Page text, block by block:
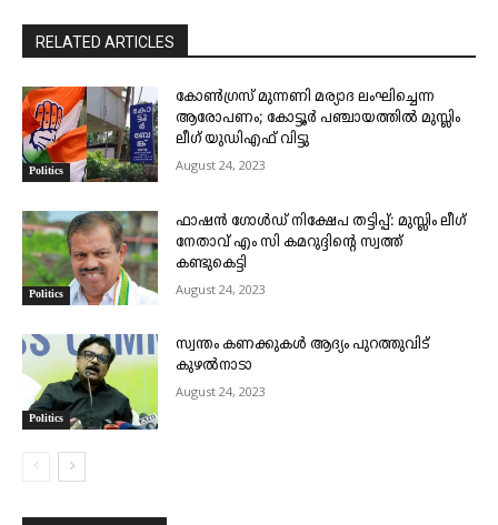
RELATED ARTICLES
Politics
കോണ്‍ഗ്രസ് മുന്നണി മര്യാദ ലംഘിച്ചെന്ന
ആരോപണം; കോട്ടൂര്‍ പഞ്ചായത്തില്‍ മുസ്ലിം
ലീഗ് യുഡിഎഫ് വിട്ടു
August 24, 2023
Politics
ഫാഷൻ ഗോൾഡ് നിക്ഷേപ തട്ടിപ്പ്: മുസ്ലിം ലീഗ്
നേതാവ് എം സി കമറുദ്ദിന്റെ സ്വത്ത്‌
കണ്ടുകെട്ടി
August 24, 2023
Politics
സ്വന്തം കണക്കുകൾ ആദ്യം പുറത്തുവിട്
കുഴൽനാടാ
August 24, 2023